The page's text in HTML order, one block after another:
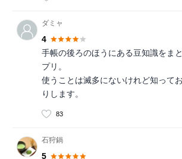
ダミャ
4
手帳の後ろのほうにある豆知識をま
プリ。
使うことは滅多にないけれど知って
りします。
83
石狩鍋
5